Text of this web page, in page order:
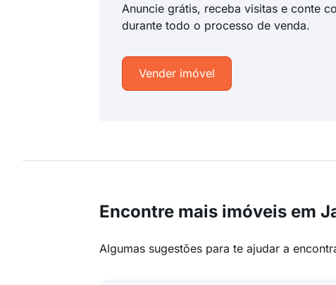
Anuncie grátis, receba visitas e conte
durante todo o processo de venda.
Vender imóvel
Encontre mais imóveis em
Algumas sugestões para te ajudar a